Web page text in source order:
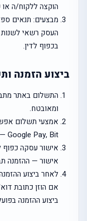
הוקצה ללקוח/ה
מבצעים: תנאים
העסק רשאי
בכפוף לדין.
ביצוע הזמנה
התשלום באתר
ומאובטח.
Google Pay, Bit — בכפוף לתמיכת הספק בזמן העסקה.
אישור עסקה
אישור — ההזמנה
לאחר ביצוע
אם הוזן כתובת
ביצוע ההזמנה